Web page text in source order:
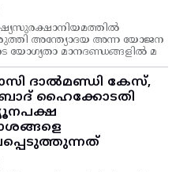
അന്ത്യോദയ അന്ന യോജന
യോഗ്യതാ മാനദണ്ഡങ്ങളിൽ മ
ദാൽമണ്ഡി കേസ്,
ഹൈക്കോടതി